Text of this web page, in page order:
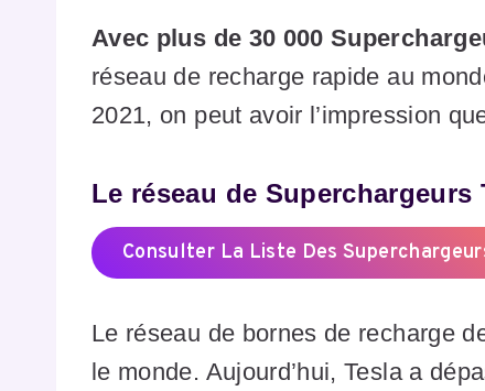
Avec plus de 30 000
réseau de recharge rapide au
2021, on peut avoir l’impression
Le réseau de Superchargeurs
Consulter La Liste Des
Le réseau de bornes de recharge
le monde. Aujourd’hui, Tesla a